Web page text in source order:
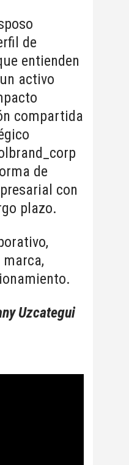
de
entienden
activo
compartida
de
con
plazo.
Uzcategui